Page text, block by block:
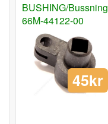
BUSHING/Bussning
66M-44122-00
45kr